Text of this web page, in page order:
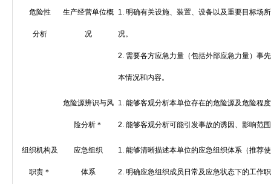
危险性
分析
生产经营单位概
况
1. 明确有关设施、装置、设备以及重要目标场
况。
2. 需要各方应急力量（包括外部应急力量）事
本情况和内容。
危险源辨识与风
险分析＊
1. 能够客观分析本单位存在的危险源及危险程
2. 能够客观分析可能引发事故的诱因、影响范
组织机构及
职责＊
应急组织
体系
1. 能够清晰描述本单位的应急组织体系（推荐
2. 明确应急组织成员日常及应急状态下的工作